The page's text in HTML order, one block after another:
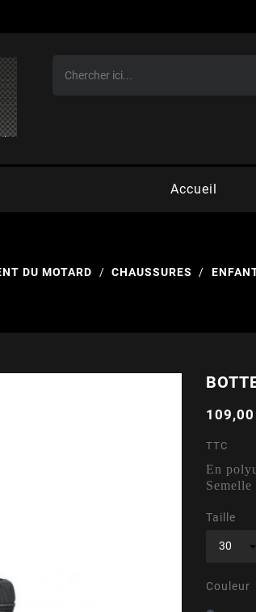
Accueil
DU MOTARD CHAUSSURES
109,00
TTC
En
Taille
Couleur